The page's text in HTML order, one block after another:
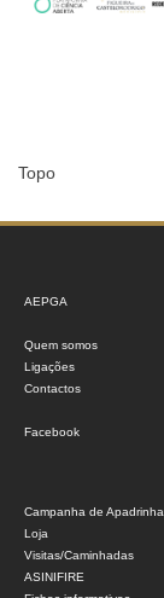
Topo
AEPGA
Quem somos
Ligações
Contactos
Facebook
Campanha de
Loja
Visitas/Caminhadas
ASINIFIRE